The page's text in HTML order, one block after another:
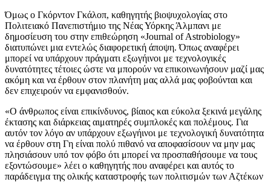
Όμως ο Γκόρντον Γκάλοπ, καθηγητής βιοψυχολογίας στο
Πολιτειακό Πανεπιστήμιο της Νέας Υόρκης Άλμπανι με
δημοσίευση του στην επιθεώρηση «Journal of Astrobiology»
διατυπώνει μια εντελώς διαφορετική άποψη. Όπως αναφέρει
μπορεί να υπάρχουν πράγματι εξωγήινοι με τεχνολογικές
δυνατότητες τέτοιες ώστε να μπορούν να επικοινωνήσουν μαζί μας
ακόμη και να έρθουν στον πλανήτη μας αλλά μας φοβούνται και
δεν επιχειρούν να εμφανισθούν.
«Ο άνθρωπος είναι επικίνδυνος, βίαιος και εύκολα ξεκινά μεγάλης
έκτασης και διάρκειας αιματηρές συμπλοκές και πολέμους. Για
αυτόν τον λόγο αν υπάρχουν εξωγήινοι με τεχνολογική δυνατότητα
να έρθουν στη Γη είναι πολύ πιθανό να αποφασίσουν να μην μας
πλησιάσουν υπό τον φόβο ότι μπορεί να προσπαθήσουμε να τους
εξοντώσουμε» λέει ο καθηγητής που αναφέρει και αυτός το
παράδειγμα της ολικής καταστροφής των πολιτισμών των Αζτέκων